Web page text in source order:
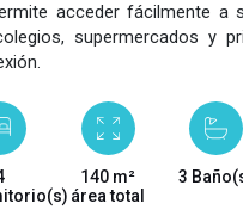
acceder fácilmente a
supermercados y
140 m²
área total
3